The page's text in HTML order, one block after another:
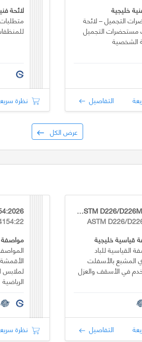
خليجية
التجميل – لائحة
مستحضرات التجميل
الشخصية
التفاصيل
لائحة
نظرة
عرض الكل
GSO ASTM D226/D226M:2026
ASTM D226/
قياسية خليجية
القياسية للباد
المشبع بالأسفلت
في الأسقف والعزل
التفاصيل
مواصفة
لملابس
الرياضية
نظرة